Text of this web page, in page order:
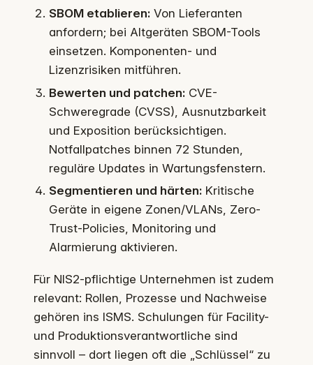
SBOM etablieren: Von Lieferanten
anfordern; bei Altgeräten SBOM-Tools
einsetzen. Komponenten- und
Lizenzrisiken mitführen.
Bewerten und patchen: CVE-
Schweregrade (CVSS), Ausnutzbarkeit
und Exposition berücksichtigen.
Notfallpatches binnen 72 Stunden,
reguläre Updates in Wartungsfenstern.
Segmentieren und härten: Kritische
Geräte in eigene Zonen/VLANs, Zero-
Trust-Policies, Monitoring und
Alarmierung aktivieren.
Für NIS2-pflichtige Unternehmen ist zudem
relevant: Rollen, Prozesse und Nachweise
gehören ins ISMS. Schulungen für Facility-
und Produktionsverantwortliche sind
sinnvoll – dort liegen oft die „Schlüssel“ zu